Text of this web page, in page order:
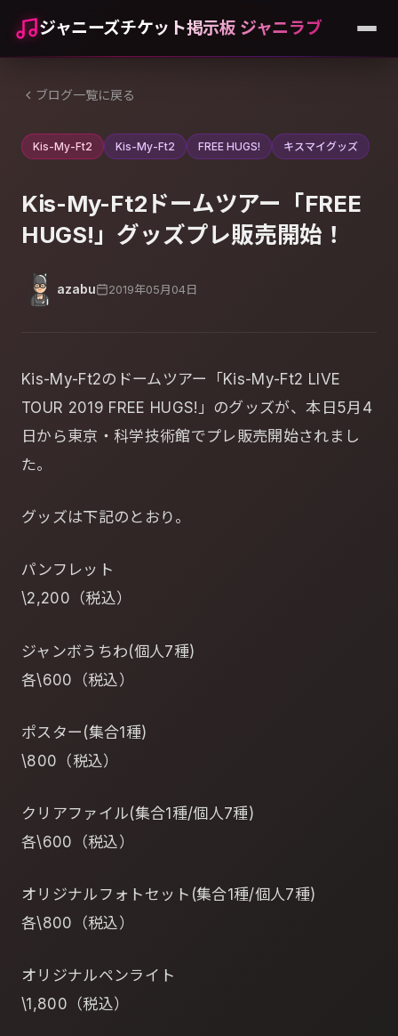
ジャニーズチケット掲示板 ジャニラブ
ブログ一覧に戻る
Kis-My-Ft2 Kis-My-Ft2 FREE HUGS! キスマイグッズ
Kis-My-Ft2ドームツアー「FREE
HUGS!」グッズプレ販売開始！
azabu 2019年05月04日
Kis-My-Ft2のドームツアー「Kis-My-Ft2 LIVE
TOUR 2019 FREE HUGS!」のグッズが、本日5月4
日から東京・科学技術館でプレ販売開始されまし
た。
グッズは下記のとおり。
パンフレット
\2,200（税込）
ジャンボうちわ(個人7種)
各\600（税込）
ポスター(集合1種)
\800（税込）
クリアファイル(集合1種/個人7種)
各\600（税込）
オリジナルフォトセット(集合1種/個人7種)
各\800（税込）
オリジナルペンライト
\1,800（税込）